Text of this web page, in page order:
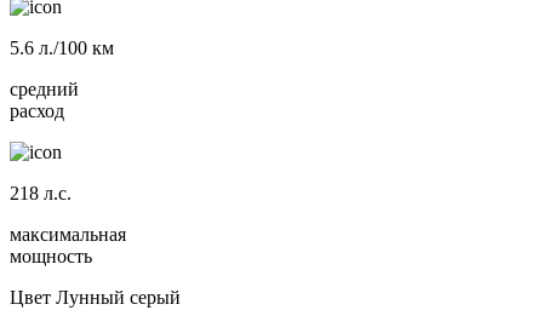
5.6 л./100 км
средний
расход
218 л.с.
максимальная
мощность
Цвет Лунный серый